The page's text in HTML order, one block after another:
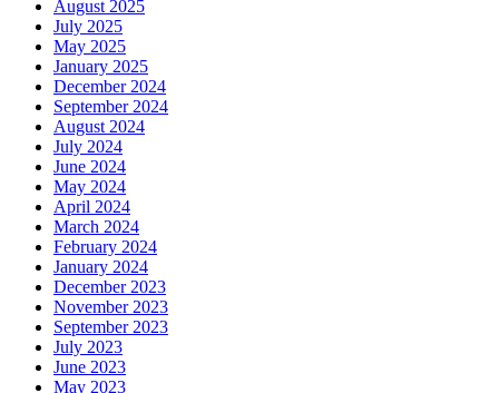
August 2025
July 2025
May 2025
January 2025
December 2024
September 2024
August 2024
July 2024
June 2024
May 2024
April 2024
March 2024
February 2024
January 2024
December 2023
November 2023
September 2023
July 2023
June 2023
May 2023